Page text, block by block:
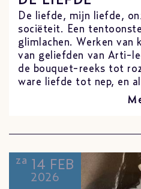
De liefde, mijn liefde,
sociëteit. Een
glimlachen. Werken van
van geliefden van Arti-
de bouquet-reeks tot
ware liefde tot nep, en
za 14 FEB
2026